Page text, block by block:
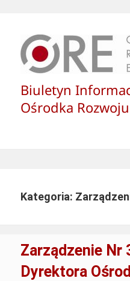
Biuletyn
Ośrodka
Kategoria:
Zarządzenie Nr
Dyrektora